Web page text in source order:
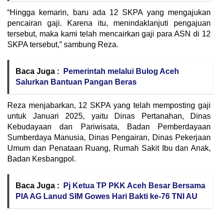
“Hingga kemarin, baru ada 12 SKPA yang mengajukan
pencairan gaji. Karena itu, menindaklanjuti pengajuan
tersebut, maka kami telah mencairkan gaji para ASN di 12
SKPA tersebut,” sambung Reza.
Baca Juga :
Pemerintah melalui Bulog Aceh
Salurkan Bantuan Pangan Beras
Reza menjabarkan, 12 SKPA yang telah memposting gaji
untuk Januari 2025, yaitu Dinas Pertanahan, Dinas
Kebudayaan dan Pariwisata, Badan Pemberdayaan
Sumberdaya Manusia, Dinas Pengairan, Dinas Pekerjaan
Umum dan Penataan Ruang, Rumah Sakit Ibu dan Anak,
Badan Kesbangpol.
Baca Juga :
Pj Ketua TP PKK Aceh Besar Bersama
PIA AG Lanud SIM Gowes Hari Bakti ke-76 TNI AU